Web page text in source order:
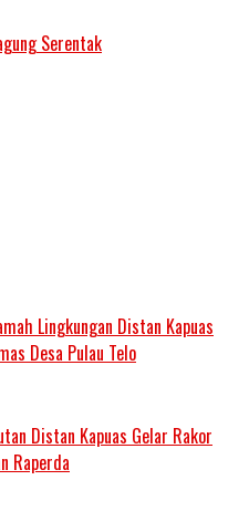
Serentak
Lingkungan Distan Kapuas
Desa Pulau Telo
Distan Kapuas Gelar Rakor
Raperda